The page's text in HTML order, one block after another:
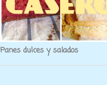
Panes dulces y salados